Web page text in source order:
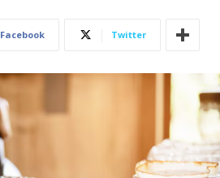
Facebook Twitter